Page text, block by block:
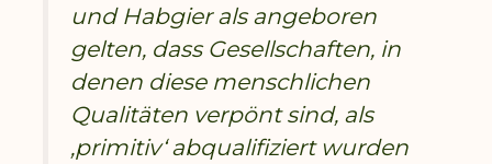
und Habgier als angeboren
gelten, dass Gesellschaften, in
denen diese menschlichen
Qualitäten verpönt sind, als
‚primitiv‘ abqualifiziert wurden